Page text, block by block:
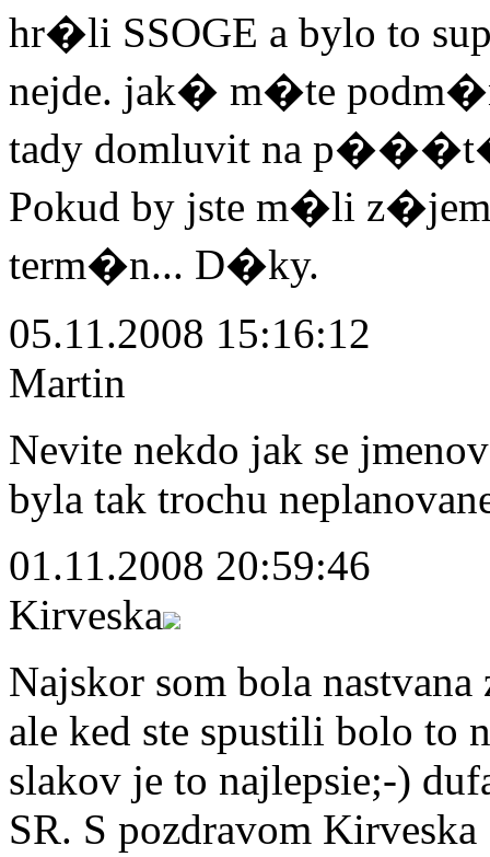
hr�li SSOGE a bylo to
nejde. jak� m�te
tady domluvit na
Pokud by jste m�li
term�n... D�ky.
05.11.2008 15:16:12
Martin
Nevite nekdo jak se
byla tak trochu
01.11.2008 20:59:46
Kirveska
Najskor som bola
ale ked ste spustili bolo to
slakov je to najlepsie;-)
SR. S pozdravom Kirveska